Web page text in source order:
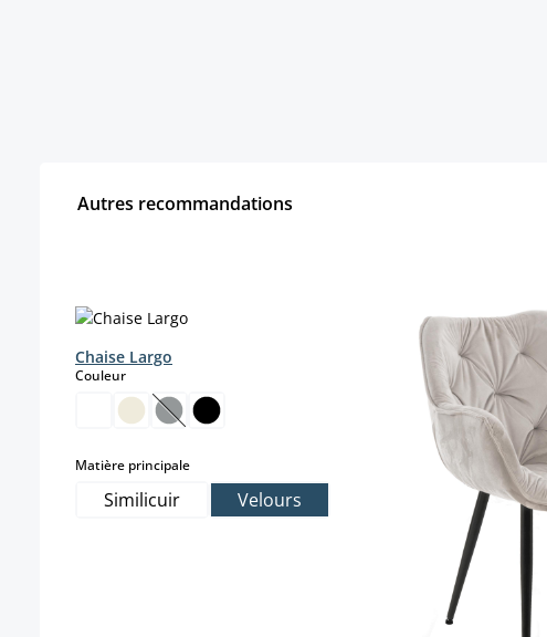
Autres recommandations
Chaise Largo
Couleurselect
(Cette option n'est pas disponible pour le moment.)
Matière principaleselect
Similicuir Velours